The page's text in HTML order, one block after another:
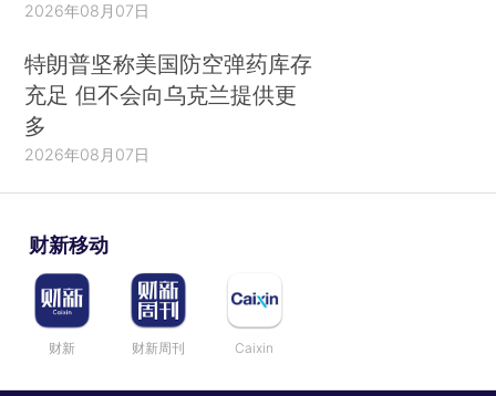
2026年08月07日
特朗普坚称美国防空弹药库存
充足 但不会向乌克兰提供更
多
2026年08月07日
财新移动
财新 财新周刊 Caixin